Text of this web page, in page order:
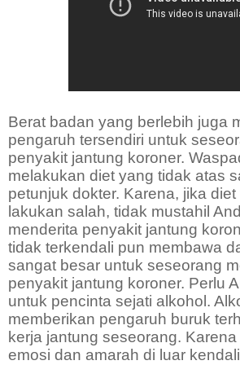
Berat badan yang berlebih juga
pengaruh tersendiri untuk
penyakit jantung koroner.
melakukan diet yang tidak atas
petunjuk dokter. Karena, jika
lakukan salah, tidak mustahil
menderita penyakit jantung
tidak terkendali pun membawa
sangat besar untuk seseorang
penyakit jantung koroner. Perlu
untuk pencinta sejati alkohol.
memberikan pengaruh buruk
kerja jantung seseorang.
emosi dan amarah di luar